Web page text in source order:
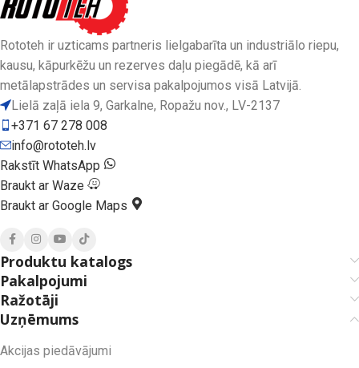
Rototeh ir uzticams partneris lielgabarīta un industriālo riepu,
kausu, kāpurkēžu un rezerves daļu piegādē, kā arī
metālapstrādes un servisa pakalpojumos visā Latvijā.
Lielā zaļā iela 9, Garkalne, Ropažu nov., LV-2137
+371 67 278 008
info@rototeh.lv
Rakstīt WhatsApp
Braukt ar Waze
Braukt ar Google Maps
Produktu katalogs
Pakalpojumi
Ražotāji
Uzņēmums
Akcijas piedāvājumi